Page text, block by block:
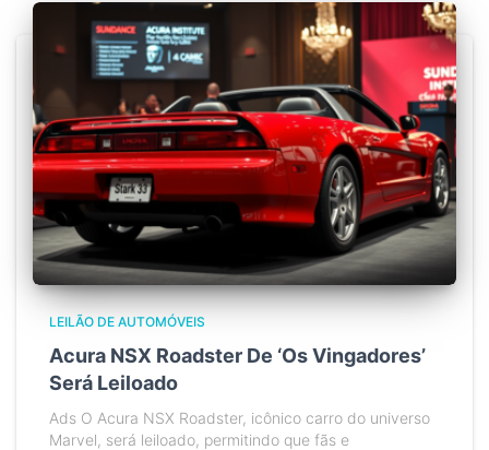
LEILÃO DE AUTOMÓVEIS
Acura NSX Roadster De ‘Os Vingadores’
Será Leiloado
Ads O Acura NSX Roadster, icônico carro do universo
Marvel, será leiloado, permitindo que fãs e